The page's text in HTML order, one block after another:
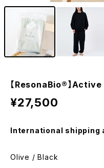
【ResonaBio®】
¥27,500
International shipping
Olive / Black